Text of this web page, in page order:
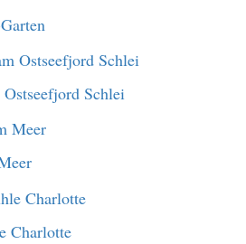
Schlei
Charlotte